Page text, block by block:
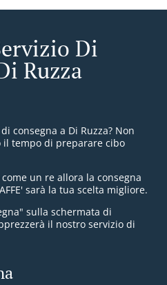
Di
Ruzza
consegna a Di Ruzza? Non
tempo di preparare cibo
un re allora la consegna
sarà la tua scelta migliore.
sulla schermata di
il nostro servizio di